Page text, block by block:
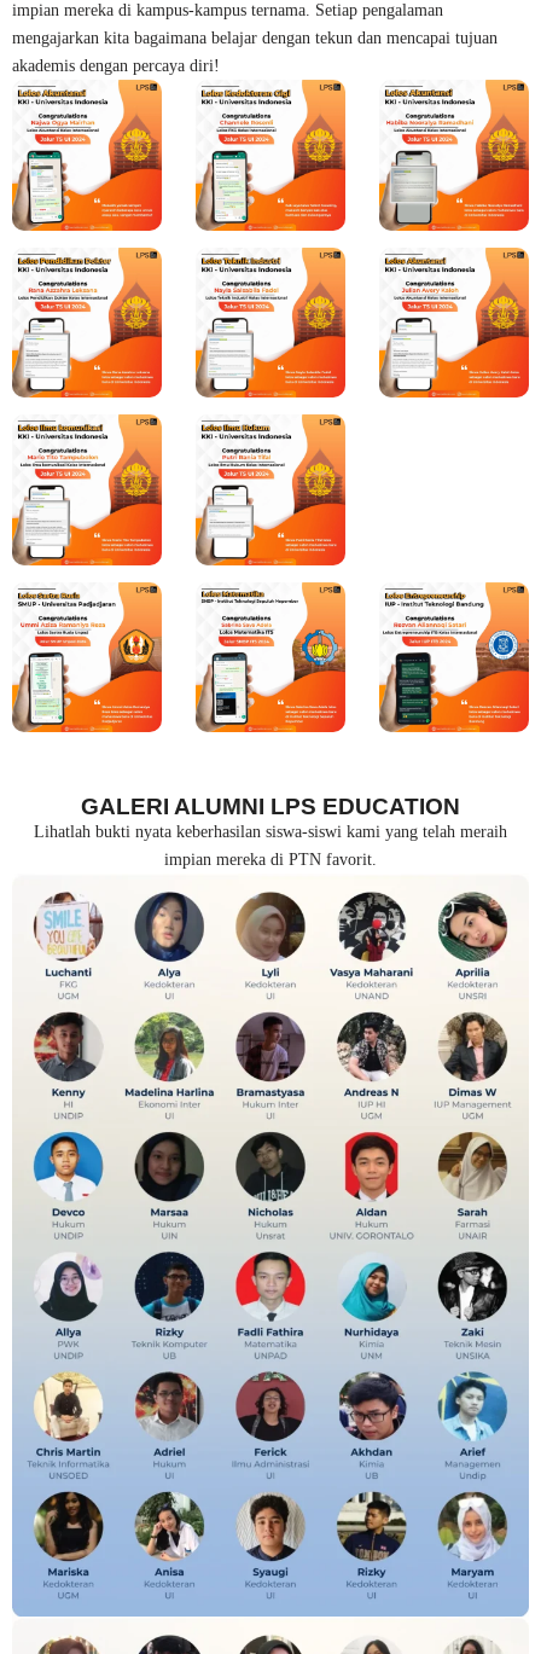
impian mereka di kampus-kampus ternama. Setiap pengalaman
mengajarkan kita bagaimana belajar dengan tekun dan mencapai tujuan
akademis dengan percaya diri!
GALERI ALUMNI LPS EDUCATION
Lihatlah bukti nyata keberhasilan siswa-siswi kami yang telah meraih
impian mereka di PTN favorit.